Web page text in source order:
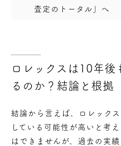
査定のトータル」へ
ロレックスは10年後
るのか？結論と根拠
結論から言えば、
ロレック
している可能性が高い と考
はできませんが、過去の実